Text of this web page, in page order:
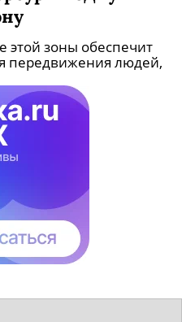
этой зоны обеспечит
передвижения людей,